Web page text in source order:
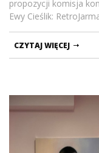
propozycji komisja
Ewy Cieślik:
CZYTAJ WIĘCEJ